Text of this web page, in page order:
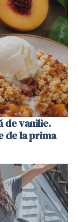
de vanilie.
de la prima